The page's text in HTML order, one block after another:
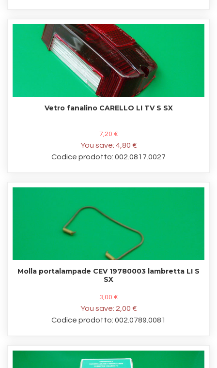
Vetro fanalino CARELLO LI TV S SX
7,20 €
You save: 4,80 €
Codice prodotto: 002.0817.0027
Molla portalampade CEV 19780003 lambretta LI S
SX
3,00 €
You save: 2,00 €
Codice prodotto: 002.0789.0081